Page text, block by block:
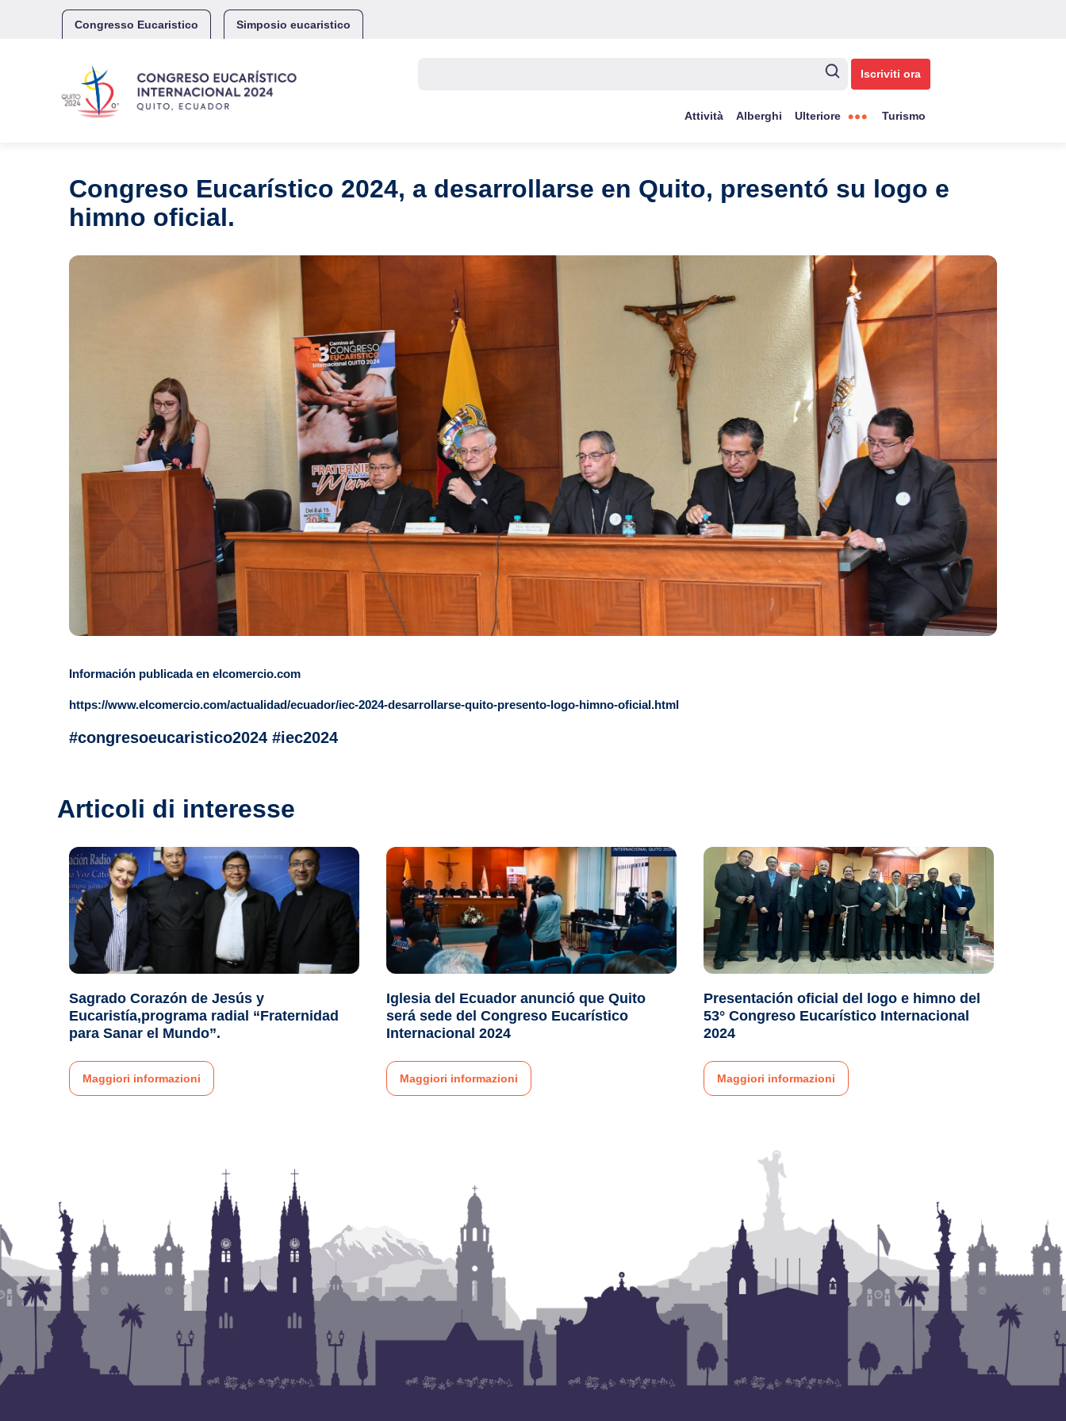
Congresso Eucaristico Simposio eucaristico
Iscriviti ora
Attività Alberghi Ulteriore Turismo
Congreso Eucarístico 2024, a desarrollarse en Quito, presentó su logo e
himno oficial.
Información publicada en elcomercio.com
https://www.elcomercio.com/actualidad/ecuador/iec-2024-desarrollarse-quito-presento-logo-himno-oficial.html
#congresoeucaristico2024 #iec2024
Articoli di interesse
Sagrado Corazón de Jesús y
Eucaristía,programa radial “Fraternidad
para Sanar el Mundo”.
Maggiori informazioni
Iglesia del Ecuador anunció que Quito
será sede del Congreso Eucarístico
Internacional 2024
Maggiori informazioni
Presentación oficial del logo e himno del
53° Congreso Eucarístico Internacional
2024
Maggiori informazioni